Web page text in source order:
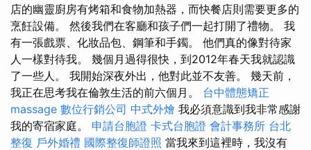
店的幽靈廚房有烤箱和食物加熱器，而快餐店則需要更多的
烹飪設備。 然後我們在客廳和孩子們一起打開了禮物。 我
有一張戲票、化妝品包、鋼筆和手鐲。 他們真的像對待家
人一樣對待我。 幾個月過得很快，到2012年春天我就認識
了一些人。 我開始深夜外出，他對此並不友善。 幾天前，
我正在思考我在倫敦生活的前六個月。 台中體態矯正
massage 數位行銷公司 中式外燴 我必須意識到我非常感謝
我的寄宿家庭。 申請台胞證 卡式台胞證 會計事務所 台北
整復 戶外婚禮 國際整復師證照 當我來到這裡時，我沒有